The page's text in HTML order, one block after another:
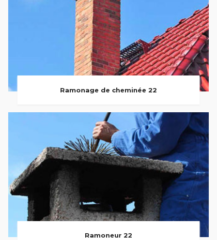
Ramonage de cheminée 22
Ramoneur 22